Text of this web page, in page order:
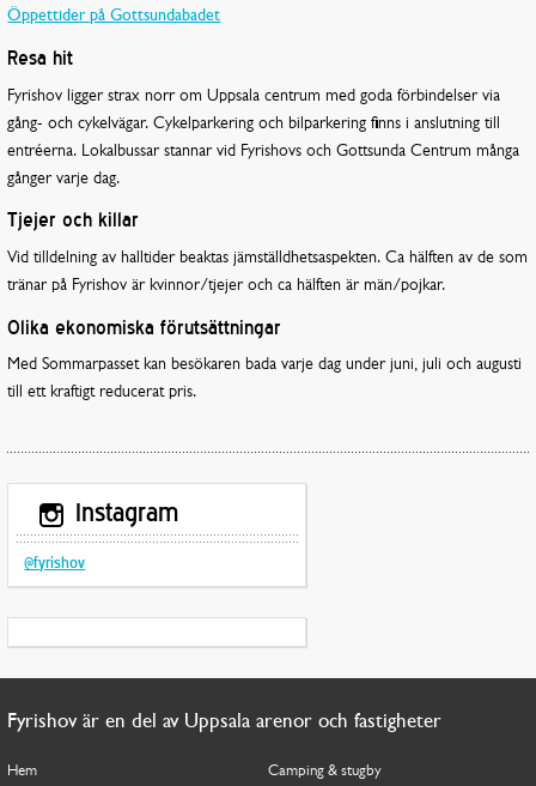
Öppettider på Gottsundabadet
Resa hit
Fyrishov ligger strax norr om Uppsala centrum med goda förbindelser via
gång- och cykelvägar. Cykelparkering och bilparkering finns i anslutning till
entréerna. Lokalbussar stannar vid Fyrishovs och Gottsunda Centrum många
gånger varje dag.
Tjejer och killar
Vid tilldelning av halltider beaktas jämställdhetsaspekten. Ca hälften av de som
tränar på Fyrishov är kvinnor/tjejer och ca hälften är män/pojkar.
Olika ekonomiska förutsättningar
Med Sommarpasset kan besökaren bada varje dag under juni, juli och augusti
till ett kraftigt reducerat pris.
Instagram
@fyrishov
Fyrishov är en del av Uppsala arenor och fastigheter
Hem Camping & stugby